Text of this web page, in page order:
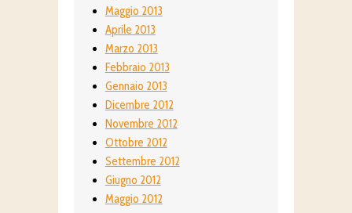
Maggio 2013
Aprile 2013
Marzo 2013
Febbraio 2013
Gennaio 2013
Dicembre 2012
Novembre 2012
Ottobre 2012
Settembre 2012
Giugno 2012
Maggio 2012